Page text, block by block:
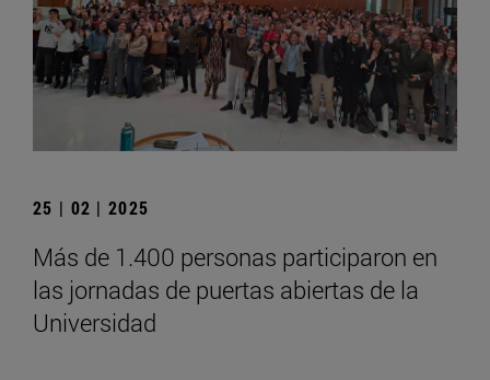
25 | 02 | 2025
Más de 1.400 personas participaron en
las jornadas de puertas abiertas de la
Universidad